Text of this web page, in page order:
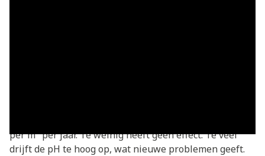
per m² per jaar. Te weinig heeft geen effect. Te veel
drijft de pH te hoog op, wat nieuwe problemen geeft.